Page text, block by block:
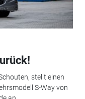
stellt einen
S-Way von